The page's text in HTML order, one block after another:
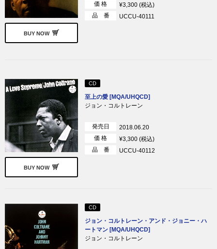
BUY NOW
価 格
¥3,300 (税込)
品 番
UCCU-40111
BUY NOW
CD
至上の愛 [MQA/UHQCD]
ジョン・コルトレーン
発売日
2018.06.20
価 格
¥3,300 (税込)
品 番
UCCU-40112
CD
ジョン・コルトレーン・アンド・ジョニー・ハ
ートマン [MQA/UHQCD]
ジョン・コルトレーン